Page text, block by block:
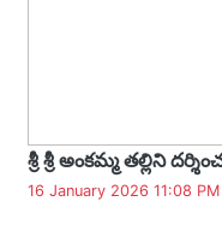
శ్రీ శ్రీ అంకమ్మ తల్లిని
16 January 2026 11:08 PM